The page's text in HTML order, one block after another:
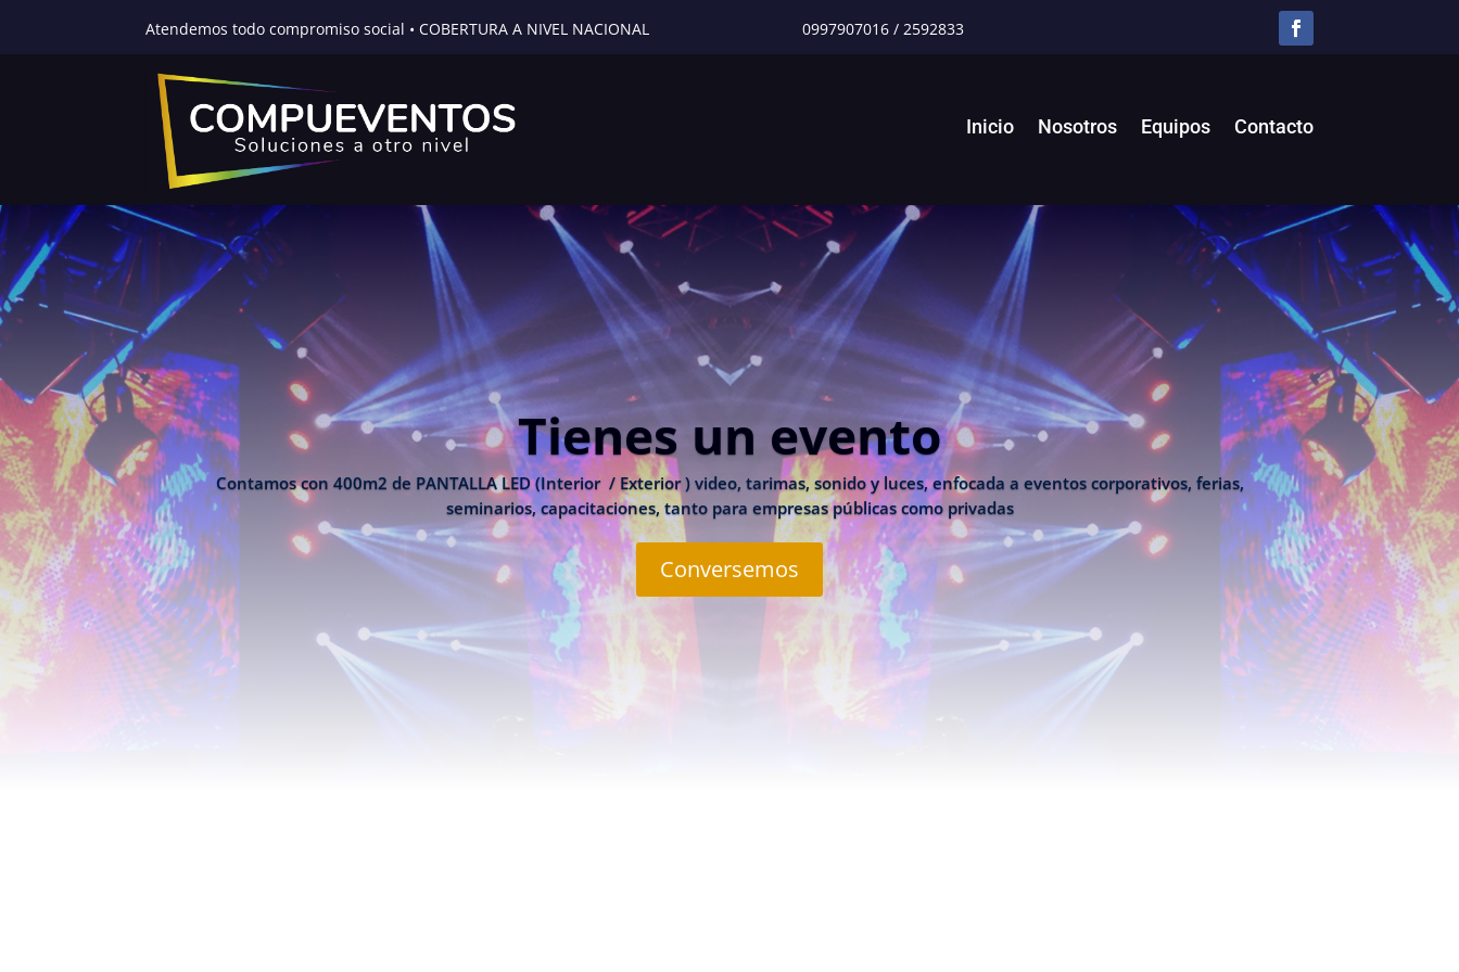
Atendemos todo compromiso social • COBERTURA A NIVEL NACIONAL 0997907016 /2592833
Inicio Nosotros Equipos Contacto
Tienes un evento
Contamos con 400m2 de PANTALLA LED (Interior / Exterior ) video, tarimas, sonido y luces, enfocada a eventos corporativos, ferias,
seminarios, capacitaciones, tanto para empresas públicas como privadas
Conversemos